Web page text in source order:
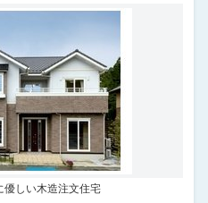
優しい木造注文住宅